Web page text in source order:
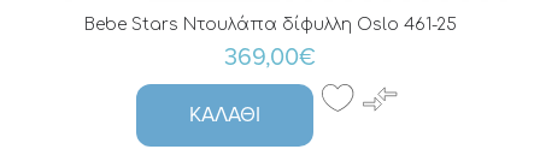
Bebe Stars Ντουλάπα δίφυλλη Oslo 461-25
369,00€
ΚΑΛΆΘΙ